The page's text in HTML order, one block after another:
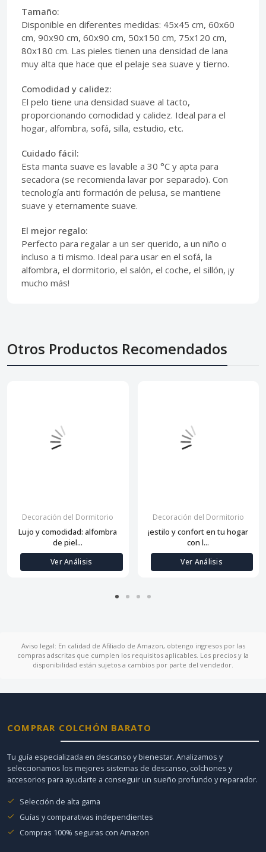
Tamaño:
Disponible en diferentes medidas: 45x45 cm, 60x60
cm, 90x90 cm, 60x90 cm, 50x150 cm, 75x120 cm,
80x180 cm. Las pieles tienen una densidad de lana
muy alta que hace que el pelaje sea suave y tierno.
Comodidad y calidez:
El pelo tiene una densidad suave al tacto,
proporcionando comodidad y calidez. Ideal para el
hogar, alfombra, sofá, silla, estudio, etc.
Cuidado fácil:
Esta manta suave es lavable a 30 °C y apta para
secadora (se recomienda lavar por separado). Con
tecnología anti formación de pelusa, se mantiene
suave y eternamente suave.
El mejor regalo:
Perfecto para regalar a un ser querido, a un niño o
incluso a ti mismo. Ideal para usar en el sofá, la
alfombra, el dormitorio, el salón, el coche, el sillón, ¡y
mucho más!
Otros Productos Recomendados
Decoración del Dormitorio
Lujo y comodidad: alfombra
de piel...
Ver Análisis
Decoración del Dormitorio
¡estilo y confort en tu hogar
con l...
Ver Análisis
Aviso legal: En calidad de Afiliado de Amazon, obtengo ingresos por las
compras adscritas que cumplen los requisitos aplicables. Los precios y la
disponibilidad están sujetos a cambios por parte del vendedor.
COMPRAR COLCHÓN BARATO
Tu guía especializada en descanso y bienestar. Analizamos y
seleccionamos los mejores sistemas de descanso, colchones y
accesorios para ayudarte a conseguir un sueño profundo y reparador.
Selección de alta gama
Guías y comparativas independientes
Compras 100% seguras con Amazon